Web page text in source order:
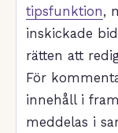
tipsfunktion,
inskickade
rätten att
För
innehåll i
meddelas i